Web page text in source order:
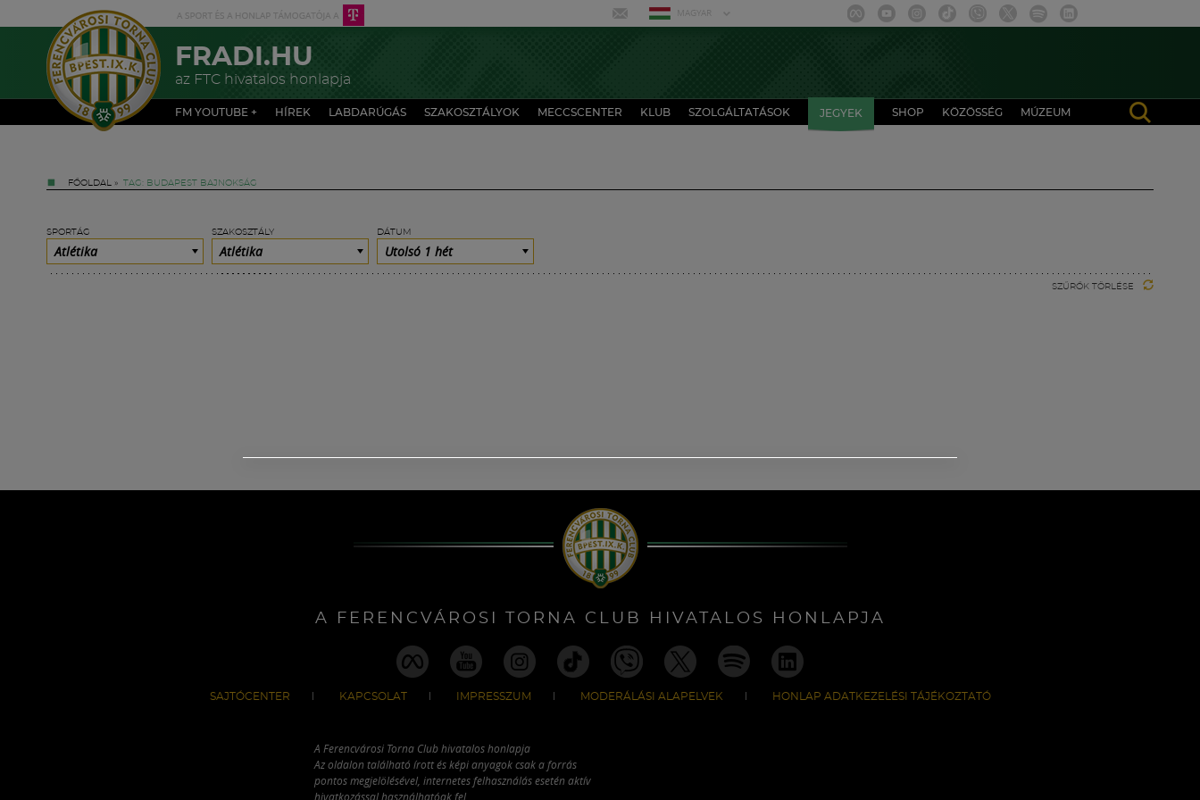
MAGYAR
FRADI.HU
az FTC hivatalos honlapja
FM YOUTUBE + HÍREK LABDARÚGÁS SZAKOSZTÁLYOK MECCSCENTER KLUB SZOLGÁLTATÁSOK JEGYEK SHOP KÖZÖSSÉG MÚZEUM
FŐOLDAL » TAG: BUDAPEST BAJNOKSÁG
SPORTÁG
Atlétika
SZAKOSZTÁLY
Atlétika
DÁTUM
Utolsó 1 hét
SZŰRŐK TÖRLÉSE
A FERENCVÁROSI TORNA CLUB HIVATALOS HONLAPJA
SAJTÓCENTER KAPCSOLAT IMPRESSZUM MODERÁLÁSI ALAPELVEK HONLAP ADATKEZELÉSI TÁJÉKOZTATÓ
A Ferencvárosi Torna Club hivatalos honlapja
Az oldalon található írott és képi anyagok csak a forrás
pontos megjelölésével, internetes felhasználás esetén aktív
hivatkozással használhatóak fel.